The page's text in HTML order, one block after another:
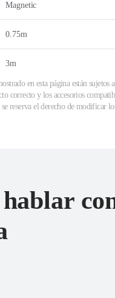
Magnetic
0.75m
3m
en esta página están sujetos
correcto y los accesorios
reserva el derecho de modificar